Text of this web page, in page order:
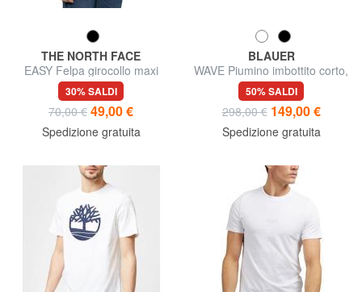
THE NORTH FACE
EASY Felpa girocollo maxi
logo
30% SALDI
70,00 € 49,00 €
Spedizione gratuita
BLAUER
WAVE Piumino imbottito corto,
con cappuccio
50% SALDI
298,00 € 149,00 €
Spedizione gratuita